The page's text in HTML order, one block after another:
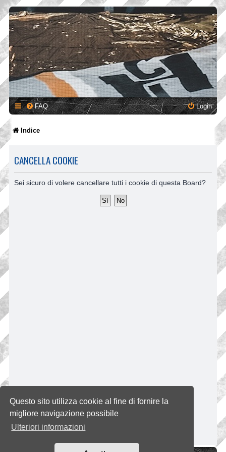
Questo sito utilizza cookie al fine di fornire la
migliore navigazione possibile
Ulteriori informazioni
FAQ Login
Indice
CANCELLA COOKIE
Sei sicuro di volere cancellare tutti i cookie di questa Board?